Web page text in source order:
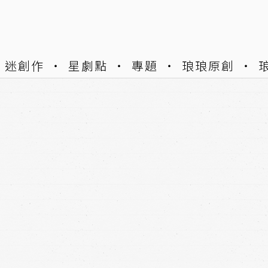
迷創作 星劇點 專題 琅琅原創